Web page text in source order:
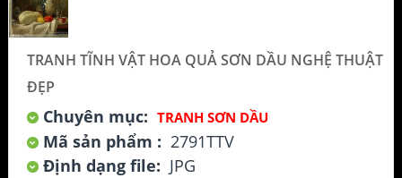
TRANH TĨNH VẬT HOA QUẢ SƠN DẦU NGHỆ THUẬT
ĐẸP
Chuyên mục: TRANH SƠN DẦU
Mã sản phẩm : 2791TTV
Định dạng file: JPG